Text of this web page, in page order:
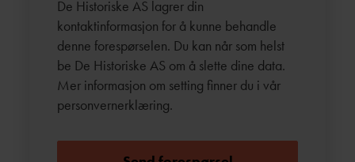
De Historiske AS lagrer din
kontaktinformasjon for å kunne behandle
denne forespørselen. Du kan når som helst
be De Historiske AS om å slette dine data.
Mer informasjon om setting finner du i vår
personvernerklæring.